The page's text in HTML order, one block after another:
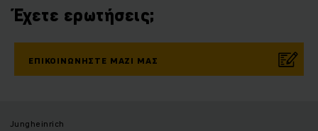
Έχετε ερωτήσεις;
ΕΠΙΚΟΙΝΩΝΉΣΤΕ ΜΑΖΊ ΜΑΣ
Jungheinrich